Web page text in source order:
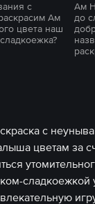
с
Ам
цвета наш
Ам
до
с
цветам за
сладкоежкой